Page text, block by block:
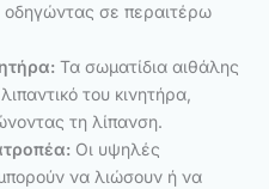
σε περαιτέρω
Τα σωματίδια αιθάλης
του κινητήρα,
τη λίπανση.
Οι υψηλές
να λιώσουν ή να